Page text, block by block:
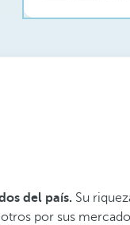
del país. Su
por sus